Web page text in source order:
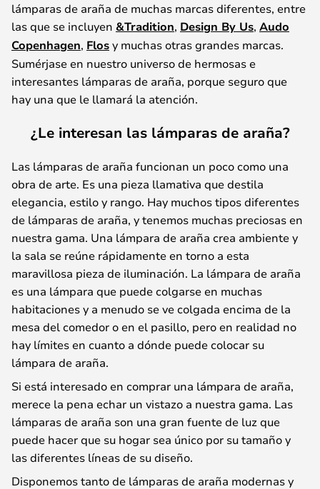
lámparas de araña de muchas marcas diferentes, entre
las que se incluyen &Tradition, Design By Us, Audo
Copenhagen, Flosy muchas otras grandes marcas.
Sumérjase en nuestro universo de hermosas e
interesantes lámparas de araña, porque seguro que
hay una que le llamará la atención.
¿Le interesan las lámparas de araña?
Las lámparas de araña funcionan un poco como una
obra de arte. Es una pieza llamativa que destila
elegancia, estilo y rango. Hay muchos tipos diferentes
de lámparas de araña, y tenemos muchas preciosas en
nuestra gama. Una lámpara de araña crea ambiente y
la sala se reúne rápidamente en torno a esta
maravillosa pieza de iluminación. La lámpara de araña
es una lámpara que puede colgarse en muchas
habitaciones y a menudo se ve colgada encima de la
mesa del comedor o en el pasillo, pero en realidad no
hay límites en cuanto a dónde puede colocar su
lámpara de araña.
Si está interesado en comprar una lámpara de araña,
merece la pena echar un vistazo a nuestra gama. Las
lámparas de araña son una gran fuente de luz que
puede hacer que su hogar sea único por su tamaño y
las diferentes líneas de su diseño.
Disponemos tanto de lámparas de araña modernas y